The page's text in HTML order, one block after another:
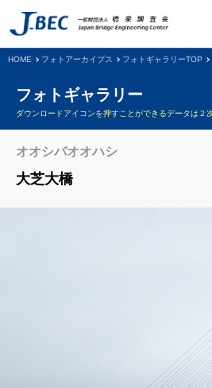
HOME フォトアーカイブス フォトギャラリーTOP
フォトギャラリー
ダウンロードアイコンを押すことができるデータは２
オオシバオオハシ
大芝大橋